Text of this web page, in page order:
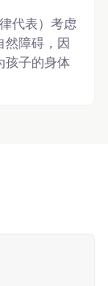
代表）考虑
然障碍，因
孩子的身体